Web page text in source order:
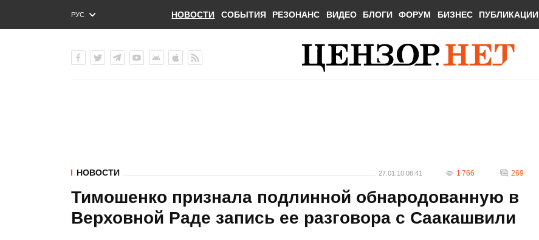
РУС
ENG
НОВОСТИ СОБЫТИЯ РЕЗОНАНС ВИДЕО БЛОГИ ФОРУМ БИЗНЕС ПУБЛИКАЦИИ
НОВОСТИ 27.01.10 08:41 1 766 269
Тимошенко признала подлинной обнародованную в
Верховной Раде запись ее разговора с Саакашвили